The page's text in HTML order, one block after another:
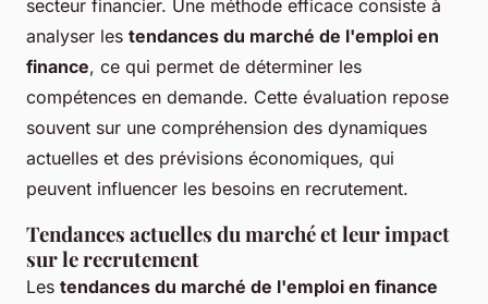
secteur financier. Une méthode efficace consiste à
analyser les tendances du marché de l'emploi en
finance, ce qui permet de déterminer les
compétences en demande. Cette évaluation repose
souvent sur une compréhension des dynamiques
actuelles et des prévisions économiques, qui
peuvent influencer les besoins en recrutement.
Tendances actuelles du marché et leur impact
sur le recrutement
Les tendances du marché de l'emploi en finance